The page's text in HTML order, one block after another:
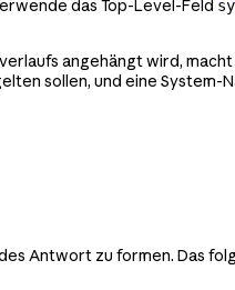
das Top-Level-Feld
angehängt wird,
sollen, und eine System-
Antwort zu formen. Das